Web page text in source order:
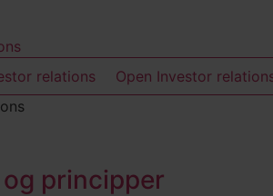
relations
Open Investor
principper